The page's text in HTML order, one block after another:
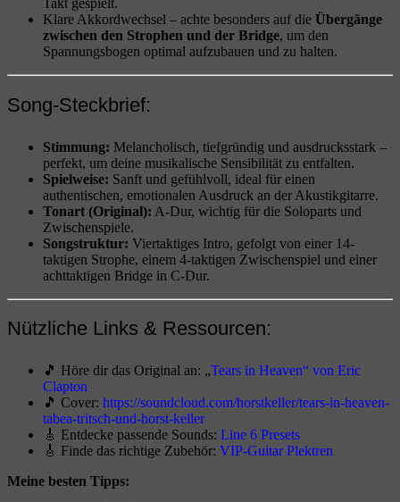
Takt gespielt.
Klare Akkordwechsel – achte besonders auf die Übergänge
zwischen den Strophen und der Bridge, um den
Spannungsbogen optimal aufzubauen und zu halten.
Song-Steckbrief:
Stimmung: Melancholisch, tiefgründig und ausdrucksstark –
perfekt, um deine musikalische Sensibilität zu entfalten.
Spielweise: Sanft und gefühlvoll, ideal für einen
authentischen, emotionalen Ausdruck an der Akustikgitarre.
Tonart (Original): A-Dur, wichtig für die Soloparts und
Zwischenspiele.
Songstruktur: Viertaktiges Intro, gefolgt von einer 14-
taktigen Strophe, einem 4-taktigen Zwischenspiel und einer
achttaktigen Bridge in C-Dur.
Nützliche Links & Ressourcen:
🎵 Höre dir das Original an: „Tears in Heaven“ von Eric
Clapton
🎵 Cover: https://soundcloud.com/horstkeller/tears-in-heaven-
tabea-tritsch-und-horst-keller
🎸 Entdecke passende Sounds: Line 6 Presets
🎸 Finde das richtige Zubehör: VIP-Guitar Plektren
Meine besten Tipps: